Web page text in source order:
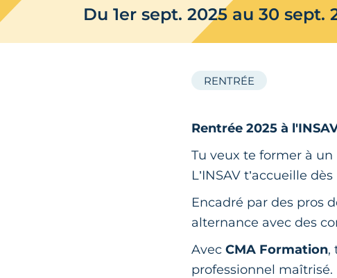
Du 1er sept. 2025 au 30 sept.
RENTRÉE
Rentrée 2025 à
Tu veux te former à
L’INSAV t’accueille
Encadré par des pros
alternance avec des
AvecCMA Formation,
professionnel maîtrisé.